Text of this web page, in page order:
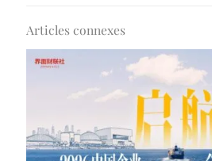
Articles connexes